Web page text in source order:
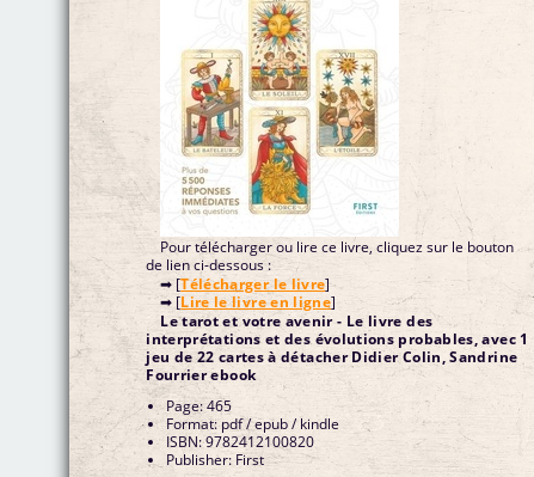
Pour télécharger ou lire ce livre, cliquez sur le bouton
de lien ci-dessous :
➡ [Télécharger le livre]
➡ [Lire le livre en ligne]
Le tarot et votre avenir - Le livre des
interprétations et des évolutions probables, avec 1
jeu de 22 cartes à détacher Didier Colin, Sandrine
Fourrier ebook
Page: 465
Format: pdf / epub / kindle
ISBN: 9782412100820
Publisher: First